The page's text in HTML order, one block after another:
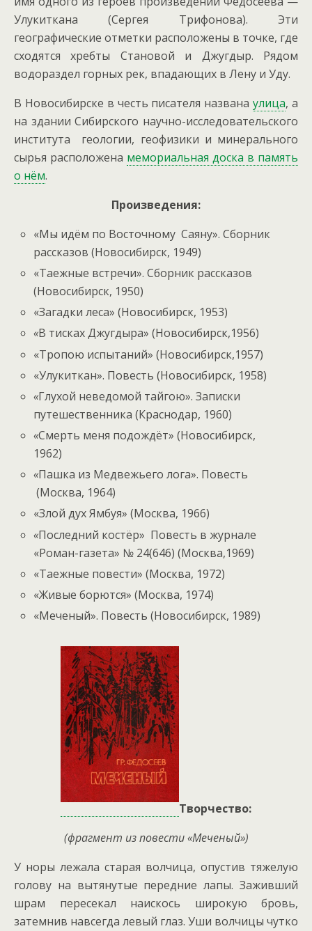
Улукиткана (Сергея Трифонова). Эти
географические отметки расположены в точке, где
сходятся хребты Становой и Джугдыр. Рядом
водораздел горных рек, впадающих в Лену и Уду.
В Новосибирске в честь писателя названаулица, а
на здании Сибирского научно-исследовательского
института геологии, геофизики и минерального
сырья расположена мемориальная доска в память
о нём.
Произведения:
«Мы идём по Восточному Саяну». Сборник
рассказов (Новосибирск, 1949)
«Таежные встречи». Сборник рассказов
(Новосибирск, 1950)
«Загадки леса» (Новосибирск, 1953)
«В тисках Джугдыра» (Новосибирск,1956)
«Тропою испытаний» (Новосибирск,1957)
«Улукиткан». Повесть (Новосибирск, 1958)
«Глухой неведомой тайгою». Записки
путешественника (Краснодар, 1960)
«Смерть меня подождёт» (Новосибирск,
1962)
«Пашка из Медвежьего лога». Повесть
(Москва, 1964)
«Злой дух Ямбуя» (Москва, 1966)
«Последний костёр» Повесть в журнале
«Роман-газета» № 24(646) (Москва,1969)
«Таежные повести» (Москва, 1972)
«Живые борются» (Москва, 1974)
«Меченый». Повесть (Новосибирск, 1989)
Творчество:
(фрагмент из повести «Меченый»)
У норы лежала старая волчица, опустив тяжелую
голову на вытянутые передние лапы. Заживший
шрам пересекал наискось широкую бровь,
затемнив навсегда левый глаз. Уши волчицы чутко